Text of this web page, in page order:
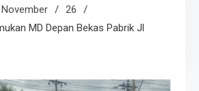
November
26
MD Depan Bekas Pabrik Jl